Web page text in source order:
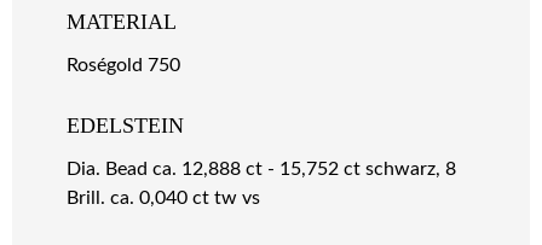
MATERIAL
Roségold 750
EDELSTEIN
Dia. Bead ca. 12,888 ct - 15,752 ct schwarz, 8
Brill. ca. 0,040 ct tw vs